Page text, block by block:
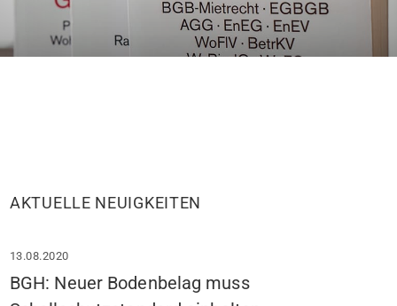
AKTUELLE NEUIGKEITEN
13.08.2020
BGH: Neuer Bodenbelag muss